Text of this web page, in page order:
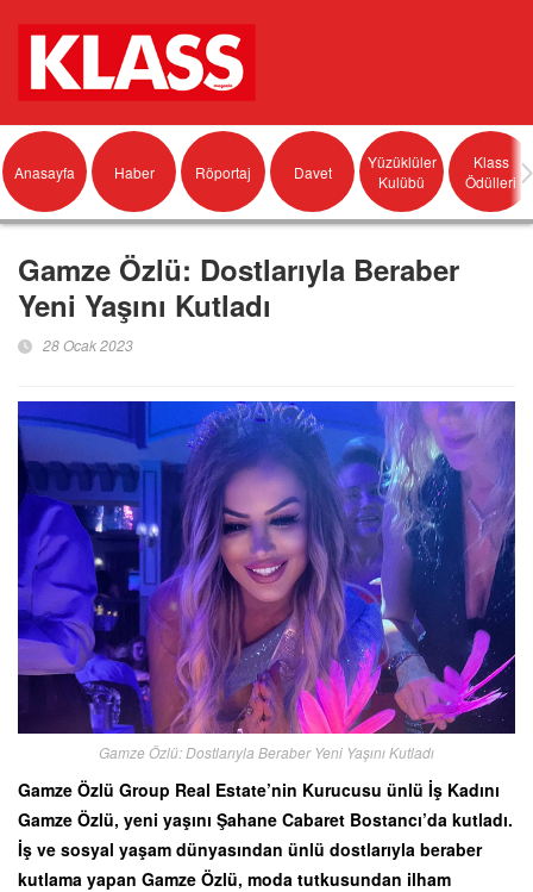
Anasayfa Haber Röportaj Davet
Yüzüklüler
Kulübü
Klass
Ödülleri
Gamze Özlü: Dostlarıyla Beraber
Yeni Yaşını Kutladı
28 Ocak 2023
Gamze Özlü: Dostlarıyla Beraber Yeni Yaşını Kutladı
Gamze Özlü Group Real Estate’nin Kurucusu ünlü İş Kadını
Gamze Özlü, yeni yaşını Şahane Cabaret Bostancı’da kutladı.
İş ve sosyal yaşam dünyasından ünlü dostlarıyla beraber
kutlama yapan Gamze Özlü, moda tutkusundan ilham